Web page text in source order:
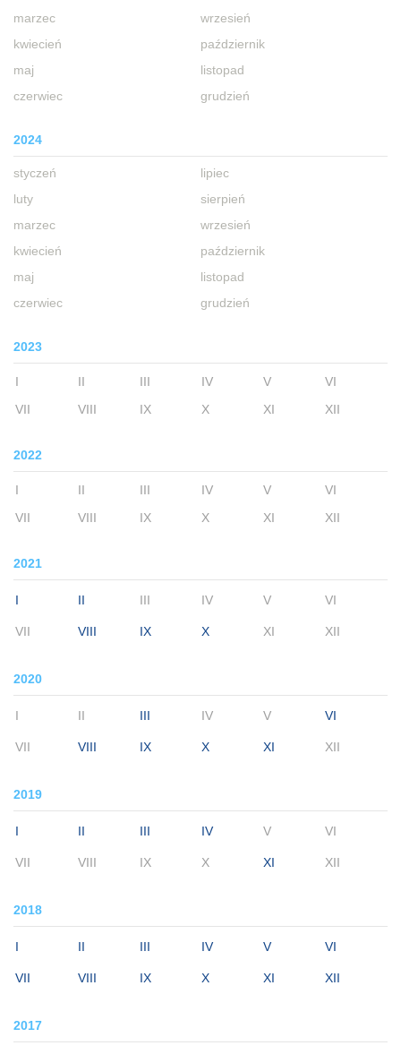
marzec
kwiecień
maj
czerwiec
wrzesień
październik
listopad
grudzień
2024
styczeń
luty
marzec
kwiecień
maj
czerwiec
lipiec
sierpień
wrzesień
październik
listopad
grudzień
2023
I II III IV V
VI
VII
VIII IX X XI XII
2022
I II III IV V
VI
VII
VIII IX X XI XII
2021
I II III IV V VI
VII VIII IX X XI XII
2020
I II III IV V VI
VII VIII IX X XI XII
2019
I II III IV V VI
VII VIII IX X XI XII
2018
I II III IV V VI
VII VIII IX X XI XII
2017